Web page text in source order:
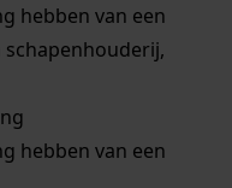
hebben van een
hebben van een